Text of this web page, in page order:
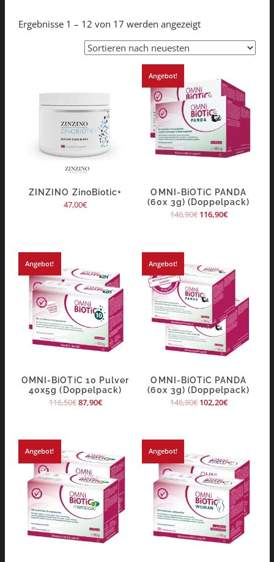
Ergebnisse 1 – 12 von 17 werden angezeigt
ZINZINO ZinoBiotic+
47,00€
Angebot!
OMNI-BiOTiC PANDA
(60x 3g) (Doppelpack)
146,90€ 116,90€
Angebot!
OMNI-BiOTiC 10 Pulver
40x5g (Doppelpack)
116,50€87,90€
Angebot!
OMNI-BiOTiC PANDA
(60x 3g) (Doppelpack)
146,90€ 102,20€
Angebot! Angebot!